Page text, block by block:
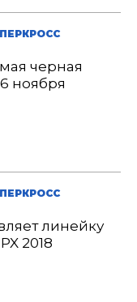
черная
ноября
линейку
2018